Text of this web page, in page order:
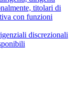
titolari di
con funzioni
discrezionali